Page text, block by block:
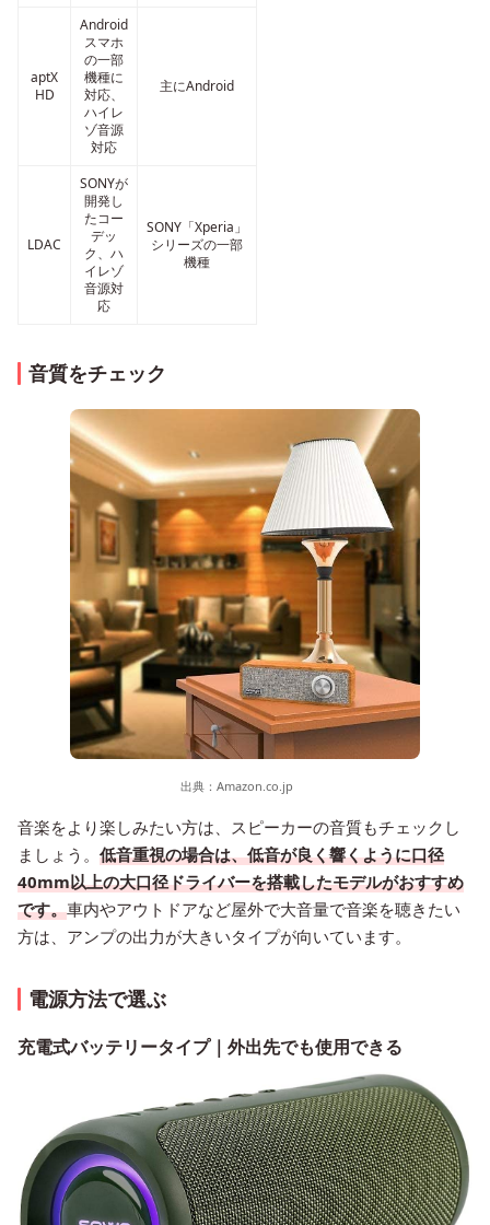
aptX
HD
Android
スマホ
の一部
機種に
対応、
ハイレ
ゾ音源
対応
主にAndroid
LDAC
SONYが
開発し
たコー
デッ
ク、ハ
イレゾ
音源対
応
SONY「Xperia」
シリーズの一部
機種
音質をチェック
出典： Amazon.co.jp
音楽をより楽しみたい方は、スピーカーの音質もチェックし
ましょう。 低音重視の場合は、低音が良く響くように口径
40mm以上の大口径ドライバーを搭載したモデルがおすすめ
です。車内やアウトドアなど屋外で大音量で音楽を聴きたい
方は、アンプの出力が大きいタイプが向いています。
電源方法で選ぶ
充電式バッテリータイプ｜外出先でも使用できる